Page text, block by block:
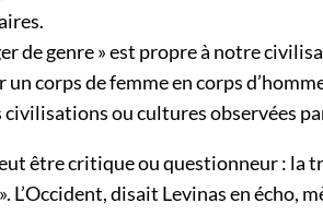
de genre » est propre à notre
corps de femme en corps
civilisations ou cultures observées
être critique ou questionneur : la
L’Occident, disait Levinas en écho,